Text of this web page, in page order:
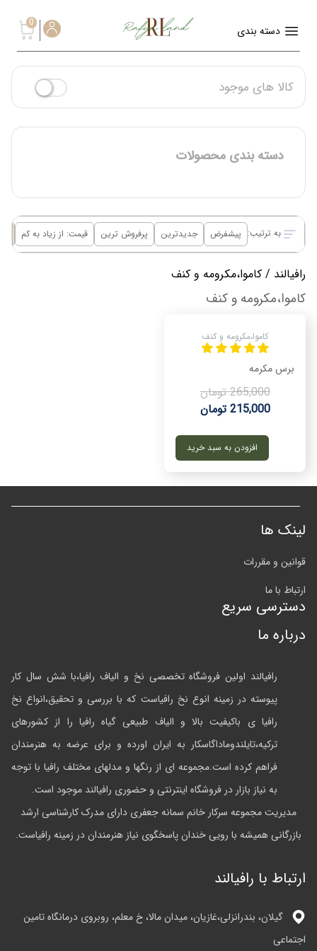
دسته بندی
0
کالا های موجود
دسته بندی محصولات
به ترتیب: پیشفرض جدیدترین پرفروش ترین قیمت: از زیاد به کم
رافیالند / کاموا،مکرومه و کنف
کاموا،مکرومه و کنف
کاموا،مکرومه و کنف
برس مکرمه
215,000 تومان
265,000 تومان
افزودن به سبد خرید
لینک ها
قوانین و مقررات
ارتباط با ما
دسترسی سریع
درباره ما
رافیالند اولین فروشگاه تخصصی نخ و الیاف رافیا،با شش سال کار
پیوسته در زمینه انوع نخ رافیاست که با بررسی و تحقیق،انواع نخ
رافیا ی باکیفیت بالا و الیاف طبیعی گیاه رافیا را از کشورهای
ترکیه،تایلندوماداگاسکار به ایران اورده و برای عرضه به هنرمندان
فراهم کرده است.مجموعه ای از رنگها و مدلهای مختلف رافیا با توجه
به نیاز بازار در فروشگاه اینترنتی و حضوری رافیالند موجود است.
مدیریت مجموعه سرکار خانم سمانه جعفری دارای مدرک کارشناسی ارشد
بازرگانی همیشه با رویی خندان پاسخگوی نیاز هنرمندان در زمینه رافیاست.
ارتباط با رافیالند
گیلان، بندرانزلی،غازیان، میدان مالا، خ معلم، روبروی درمانگاه تامین
اجتماعی